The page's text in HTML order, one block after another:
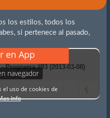
los estilos, todos los
si pertenece al pasado,